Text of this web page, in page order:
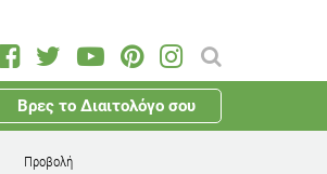
Βρες το Διαιτολόγο σου
Προβολή